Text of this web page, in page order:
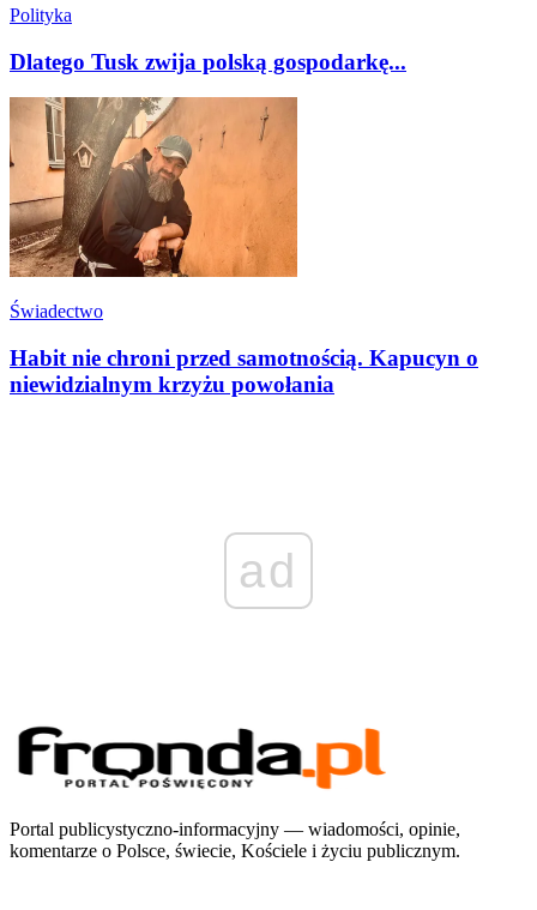
Polityka
Dlatego Tusk zwija polską gospodarkę...
Świadectwo
Habit nie chroni przed samotnością. Kapucyn o
niewidzialnym krzyżu powołania
ad
Portal publicystyczno-informacyjny — wiadomości, opinie,
komentarze o Polsce, świecie, Kościele i życiu publicznym.